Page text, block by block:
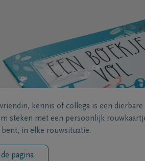
kennis of collega is een
steken met een persoonlijk
in elke rouwsituatie.
pagina